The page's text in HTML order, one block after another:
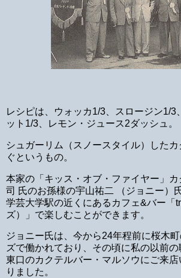
レシピは、ウォッカ1/3、スロージン1/3
ット1/3、レモン・ジュース2ダッシュ。
シュガーリム（スノースタイル）した
ぐというもの。
本家の「キッス・オブ・ファイヤー」
司 氏のお孫様の宇山祐二 （ジョニー）
学芸大学駅の近くにあるカフェ&バー「
ズ）」で楽しむことができます。
ジョニー氏は、今から24年程前に桜木
ズで働かれており、その頃に私の以前
東口のカクテルバー・マルソウにご来
りました。